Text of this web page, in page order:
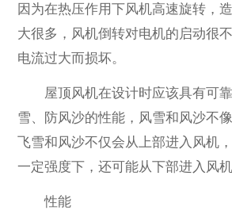
因为在热压作用下风机高速旋转，
大很多，风机倒转对电机的启动很
电流过大而损坏。
屋顶风机在设计时应该具有可
雪、防风沙的性能，风雪和风沙不
飞雪和风沙不仅会从上部进入风机
一定强度下，还可能从下部进入风
性能